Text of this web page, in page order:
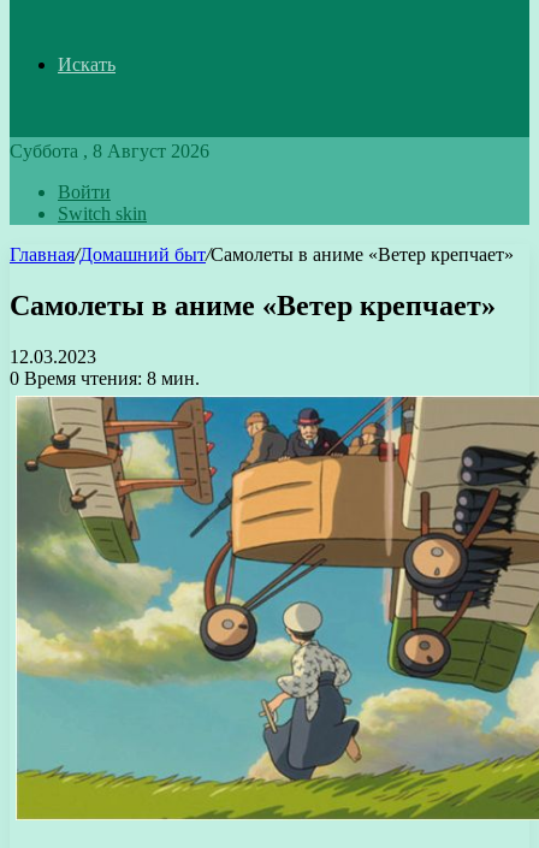
Искать
Суббота , 8 Август 2026
Войти
Switch skin
Главная/Домашний быт/Самолеты в аниме «Ветер крепчает»
Самолеты в аниме «Ветер крепчает»
12.03.2023
0 Время чтения: 8 мин.